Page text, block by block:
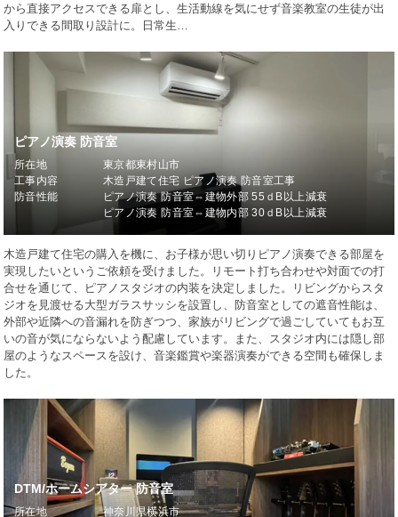
から直接アクセスできる扉とし、生活動線を気にせず音楽教室の生徒が出
入りできる間取り設計に。日常生…
ピアノ演奏 防音室
所在地
東京都東村山市
工事内容
木造戸建て住宅 ピアノ演奏 防音室工事
防音性能
ピアノ演奏 防音室⇔建物外部 55ｄB以上減衰
ピアノ演奏 防音室⇔建物内部 30ｄB以上減衰
木造戸建て住宅の購入を機に、お子様が思い切りピアノ演奏できる部屋を
実現したいというご依頼を受けました。リモート打ち合わせや対面での打
合せを通じて、ピアノスタジオの内装を決定しました。リビングからスタ
ジオを見渡せる大型ガラスサッシを設置し、防音室としての遮音性能は、
外部や近隣への音漏れを防ぎつつ、家族がリビングで過ごしていてもお互
いの音が気にならないよう配慮しています。また、スタジオ内には隠し部
屋のようなスペースを設け、音楽鑑賞や楽器演奏ができる空間も確保しま
した。
DTM/ホームシアター 防音室
所在地
神奈川県横浜市